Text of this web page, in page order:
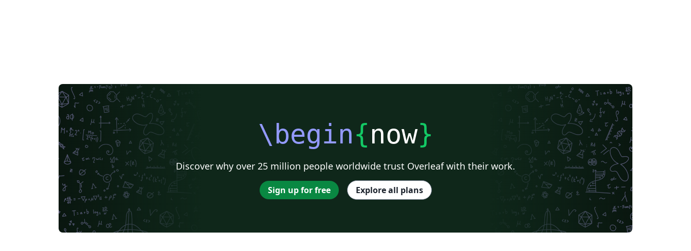
\begin{now}
Discover why over 25 million people worldwide trust Overleaf with their work.
Sign up for free Explore all plans